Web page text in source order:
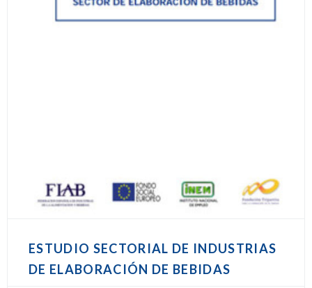
ESTUDIO SECTORIAL DE INDUSTRIAS
DE ELABORACIÓN DE BEBIDAS